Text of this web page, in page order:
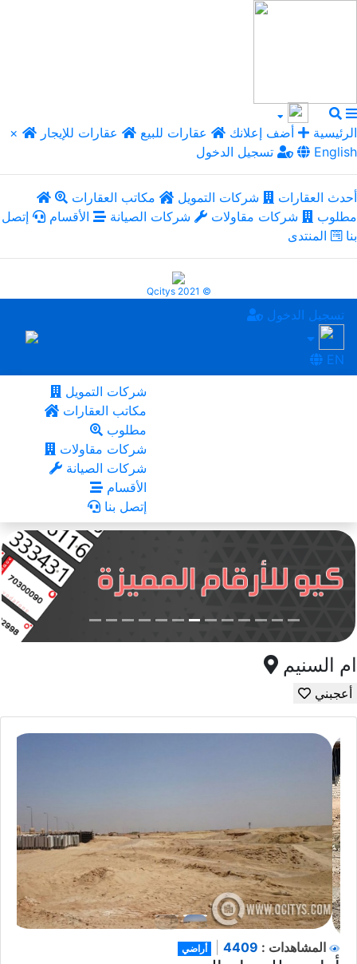
× الرئيسية أضف إعلانك عقارات للبيع
عقارات للإيجار
تسجيل الدخول
English
أحدث العقارات شركات التمويل
مكاتب العقارات
مطلوب
شركات مقاولات شركات الصيانة الأقسام
إتصل
بنا
المنتدى
Qcitys 2021 ©
تسجيل الدخول
EN
شركات التمويل
مكاتب العقارات
مطلوب
شركات مقاولات
شركات الصيانة
الأقسام
إتصل بنا